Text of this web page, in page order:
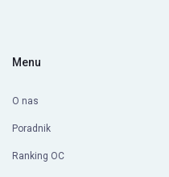
Menu
O nas
Poradnik
Ranking OC